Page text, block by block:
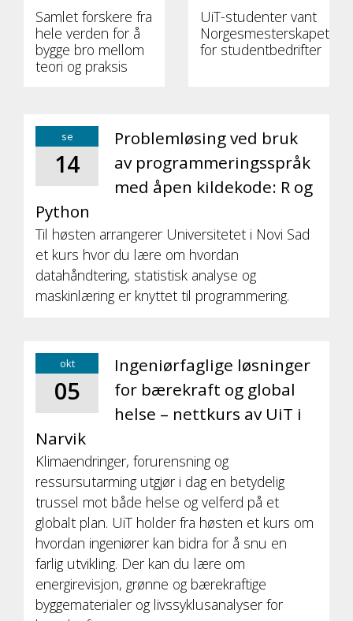
Samlet forskere fra
hele verden for å
bygge bro mellom
teori og praksis
UiT-studenter vant
Norgesmesterskapet
for studentbedrifter
se
14
Problemløsing ved bruk
av programmeringsspråk
med åpen kildekode: R og
Python
Til høsten arrangerer Universitetet i Novi Sad
et kurs hvor du lære om hvordan
datahåndtering, statistisk analyse og
maskinlæring er knyttet til programmering.
okt
05
Ingeniørfaglige løsninger
for bærekraft og global
helse – nettkurs av UiT i
Narvik
Klimaendringer, forurensning og
ressursutarming utgjør i dag en betydelig
trussel mot både helse og velferd på et
globalt plan. UiT holder fra høsten et kurs om
hvordan ingeniører kan bidra for å snu en
farlig utvikling. Der kan du lære om
energirevisjon, grønne og bærekraftige
byggematerialer og livssyklusanalyser for